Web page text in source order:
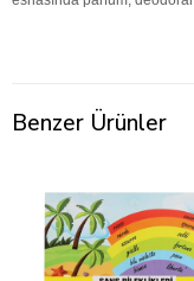
Benzer Ürünler